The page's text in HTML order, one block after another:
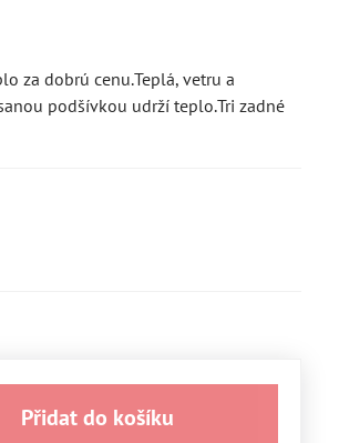
za dobrú cenu.Teplá, vetru a
podšívkou udrží teplo.Tri zadné
Přidat do košíku